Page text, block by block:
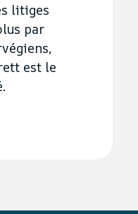
litiges
par
est le